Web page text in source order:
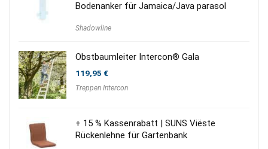
Bodenanker für Jamaica/Java parasol
Shadowline
Obstbaumleiter Intercon® Gala
119,95 €
Treppen Intercon
+ 15 % Kassenrabatt | SUNS Viëste
Rückenlehne für Gartenbank